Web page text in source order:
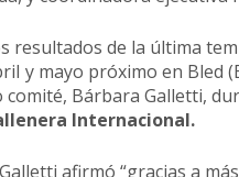
resultados de la última
y mayo próximo en Bled
comité, Bárbara Galletti,
Internacional.
afirmó “gracias a
y sin fines de
de las especies de
y el Hemisferio Sur.
de Chile.